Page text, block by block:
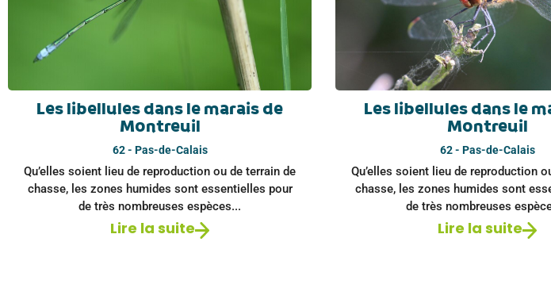
Les libellules dans le marais de
Montreuil
62 - Pas-de-Calais
Qu’elles soient lieu de reproduction ou de terrain de
chasse, les zones humides sont essentielles pour
de très nombreuses espèces...
Lire la suite
Les libellules dans le
Montreuil
62 - Pas-de-Calais
Qu’elles soient lieu de reproduction
chasse, les zones humides sont
de très nombreuses
Lire la suite